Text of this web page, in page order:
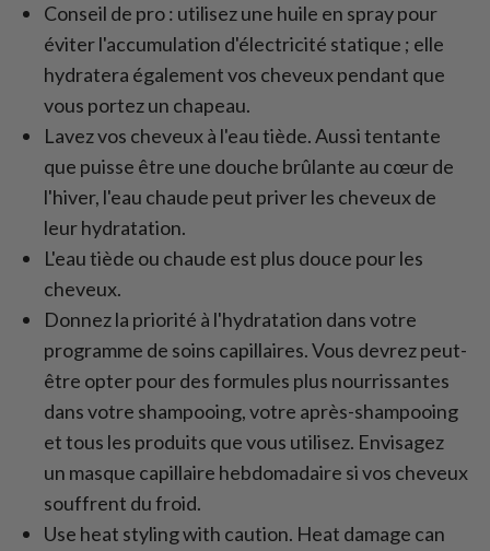
Conseil de pro : utilisez une huile en spray pour
éviter l'accumulation d'électricité statique ; elle
hydratera également vos cheveux pendant que
vous portez un chapeau.
Lavez vos cheveux à l'eau tiède. Aussi tentante
que puisse être une douche brûlante au cœur de
l'hiver, l'eau chaude peut priver les cheveux de
leur hydratation.
L'eau tiède ou chaude est plus douce pour les
cheveux.
Donnez la priorité à l'hydratation dans votre
programme de soins capillaires. Vous devrez peut-
être opter pour des formules plus nourrissantes
dans votre shampooing, votre après-shampooing
et tous les produits que vous utilisez. Envisagez
un masque capillaire hebdomadaire si vos cheveux
souffrent du froid.
Use heat styling with caution. Heat damage can